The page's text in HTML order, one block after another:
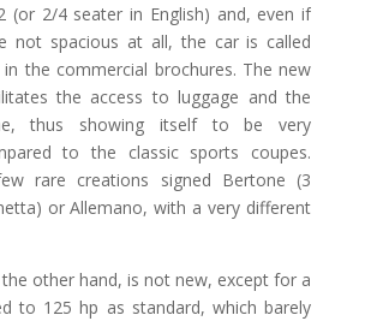
(or 2/4 seater in English) and, even if
not spacious at all, the car is called
in the commercial brochures. The new
the access to luggage and the
thus showing itself to be very
to the classic sports coupes.
rare creations signed Bertone (3
or Allemano, with a very different
other hand, is not new, except for a
to 125 hp as standard, which barely